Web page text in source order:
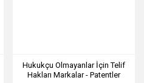
Hukukçu Olmayanlar İçin Telif
Hakları Markalar - Patentler